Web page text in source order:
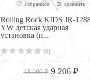
избранное сравнить
Rolling Rock KIDS JR-
YW детская ударная
установка (п...
(0)
13 000 ₽ 9 206 ₽